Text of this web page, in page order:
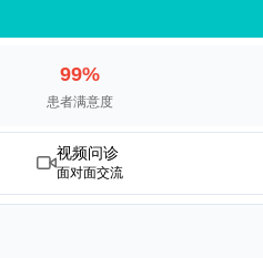
99%
患者满意度
视频问诊
面对面交流